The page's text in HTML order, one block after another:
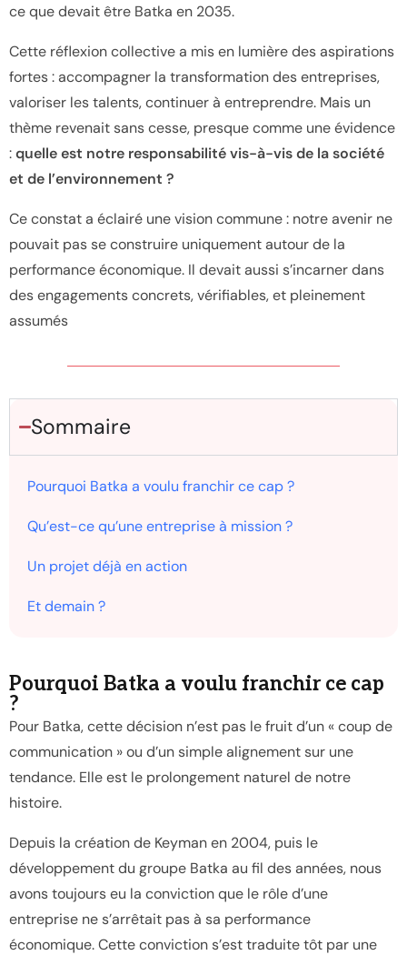
ce que devait être Batka en 2035.
Cette réflexion collective a mis en lumière des aspirations
fortes : accompagner la transformation des entreprises,
valoriser les talents, continuer à entreprendre. Mais un
thème revenait sans cesse, presque comme une évidence
:quelle est notre responsabilité vis-à-vis de la société
et de l’environnement ?
Ce constat a éclairé une vision commune : notre avenir ne
pouvait pas se construire uniquement autour de la
performance économique. Il devait aussi s’incarner dans
des engagements concrets, vérifiables, et pleinement
assumés
Sommaire
Pourquoi Batka a voulu franchir ce cap ?
Qu’est-ce qu’une entreprise à mission ?
Un projet déjà en action
Et demain ?
Pourquoi Batka a voulu franchir ce cap
?
Pour Batka, cette décision n’est pas le fruit d’un « coup de
communication » ou d’un simple alignement sur une
tendance. Elle est le prolongement naturel de notre
histoire.
Depuis la création de Keyman en 2004, puis le
développement du groupe Batka au fil des années, nous
avons toujours eu la conviction que le rôle d’une
entreprise ne s’arrêtait pas à sa performance
économique. Cette conviction s’est traduite tôt par une